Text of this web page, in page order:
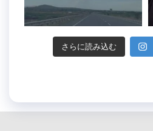
さらに読み込む